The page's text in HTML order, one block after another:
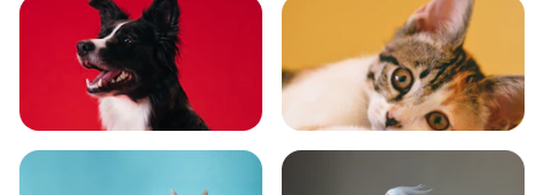
いぬ ねこ